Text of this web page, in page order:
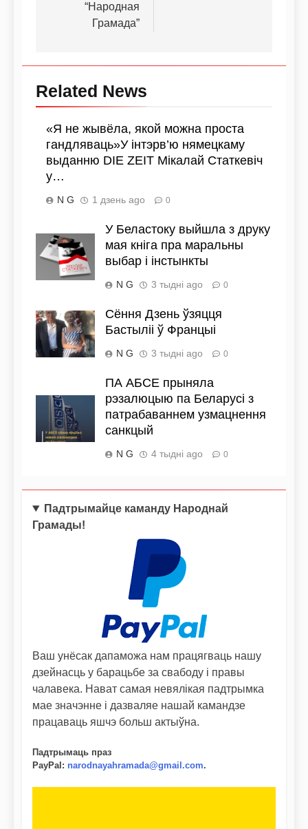
“Народная
Грамада”
Related News
«Я не жывёла, якой можна проста
гандляваць»У інтэрв’ю нямецкаму
выданню DIE ZEIT Мікалай Статкевіч
у…
N G 1 дзень ago 0
У Беластоку выйшла з друку
мая кніга пра маральны
выбар і інстынкты
N G 3 тыдні ago 0
Сёння Дзень ўзяцця
Бастыліі ў Францыі
N G 3 тыдні ago 0
ПА АБСЕ прыняла
рэзалюцыю па Беларусі з
патрабаваннем узмацнення
санкцый
N G 4 тыдні ago 0
Падтрымайце каманду Народнай
Грамады!
Ваш унёсак дапаможа нам працягваць нашу
дзейнасць у барацьбе за свабоду і правы
чалавека. Нават самая невялікая падтрымка
мае значэнне і дазваляе нашай камандзе
працаваць яшчэ больш актыўна.
Падтрымаць праз
PayPal : narodnayahramada@gmail.com.